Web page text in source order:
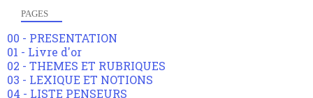
PAGES
00 - PRESENTATION
01 - Livre d'or
02 - THEMES ET RUBRIQUES
03 - LEXIQUE ET NOTIONS
04 - LISTE PENSEURS